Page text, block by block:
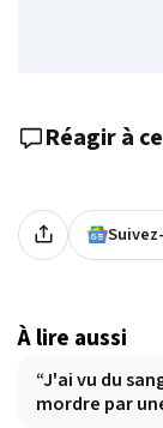
Réagir à
À lire aussi
“J'ai vu du
mordre par